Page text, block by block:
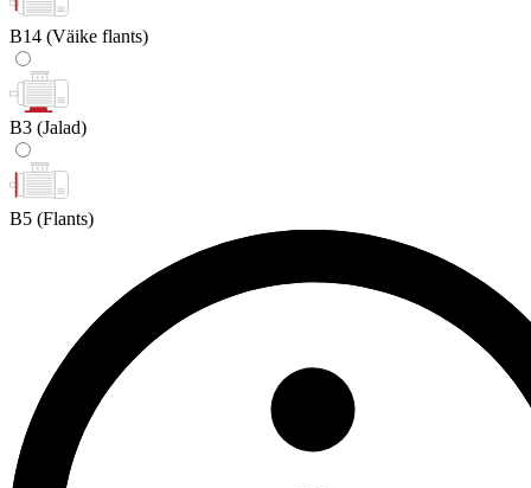
B14 (Väike flants)
B3 (Jalad)
B5 (Flants)